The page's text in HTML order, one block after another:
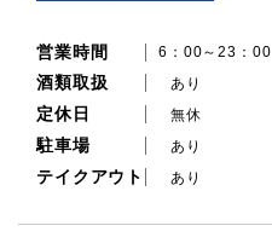
営業時間 6：00～23：00
酒類取扱 あり
定休日 無休
駐車場 あり
テイクアウト あり